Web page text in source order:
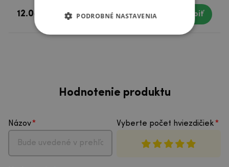
12.08 € Skladom Kúpiť
Hodnotenie produktu
Názov Vyberte počet hviezdičiek
PODROBNÉ NASTAVENIA